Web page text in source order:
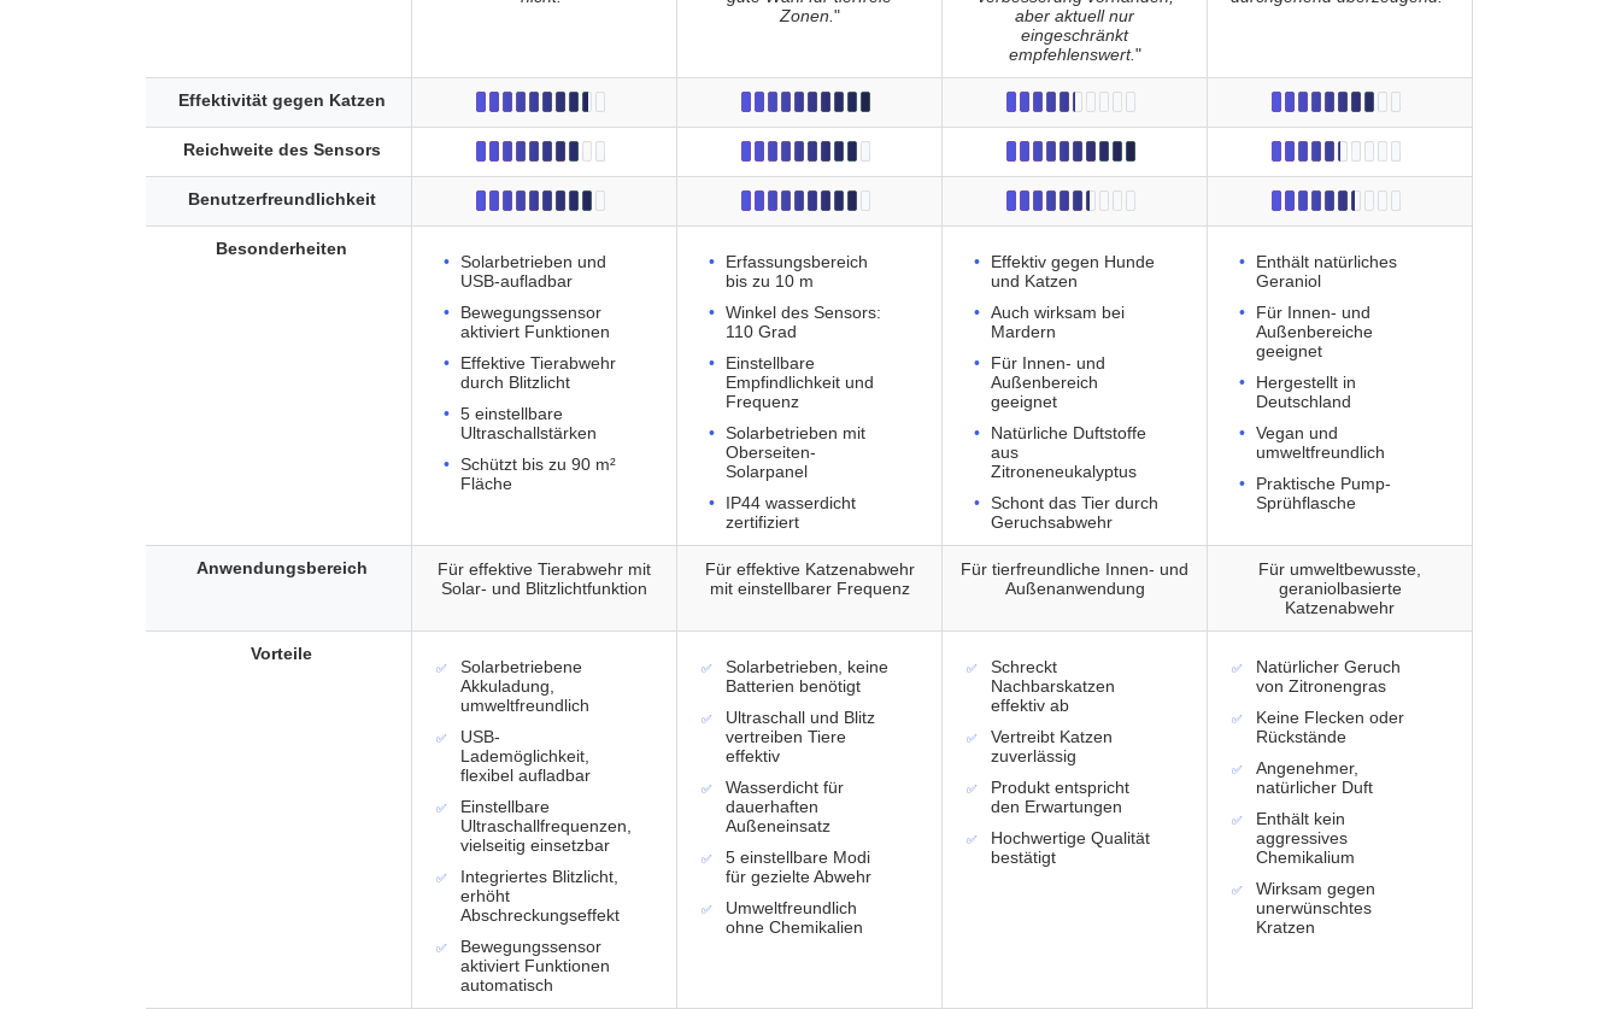
Zonen."
aber aktuell nur
eingeschränkt
empfehlenswert."
Solarbetrieben und
USB-aufladbar
Bewegungssensor
aktiviert Funktionen
Effektive Tierabwehr
durch Blitzlicht
5 einstellbare
Ultraschallstärken
Schützt bis zu 90 m²
Fläche
Erfassungsbereich
bis zu 10 m
Winkel des Sensors:
110 Grad
Einstellbare
Empfindlichkeit und
Frequenz
Solarbetrieben mit
Oberseiten-
Solarpanel
IP44 wasserdicht
zertifiziert
Effektiv gegen Hunde
und Katzen
Auch wirksam bei
Mardern
Für Innen- und
Außenbereich
geeignet
Natürliche Duftstoffe
aus
Zitroneneukalyptus
Schont das Tier durch
Geruchsabwehr
Enthält natürliches
Geraniol
Für Innen- und
Außenbereiche
geeignet
Hergestellt in
Deutschland
Vegan und
umweltfreundlich
Praktische Pump-
Sprühflasche
Für effektive Tierabwehr mit
Solar- und Blitzlichtfunktion
Für effektive Katzenabwehr
mit einstellbarer Frequenz
Für tierfreundliche Innen- und
Außenanwendung
Für umweltbewusste,
geraniolbasierte
Katzenabwehr
Solarbetriebene
Akkuladung,
umweltfreundlich
USB-
Lademöglichkeit,
flexibel aufladbar
Einstellbare
Ultraschallfrequenzen,
vielseitig einsetzbar
Integriertes Blitzlicht,
erhöht
Abschreckungseffekt
Bewegungssensor
aktiviert Funktionen
automatisch
Solarbetrieben, keine
Batterien benötigt
Ultraschall und Blitz
vertreiben Tiere
effektiv
Wasserdicht für
dauerhaften
Außeneinsatz
5 einstellbare Modi
für gezielte Abwehr
Umweltfreundlich
ohne Chemikalien
Schreckt
Nachbarskatzen
effektiv ab
Vertreibt Katzen
zuverlässig
Produkt entspricht
den Erwartungen
Hochwertige Qualität
bestätigt
Natürlicher Geruch
von Zitronengras
Keine Flecken oder
Rückstände
Angenehmer,
natürlicher Duft
Enthält kein
aggressives
Chemikalium
Wirksam gegen
unerwünschtes
Kratzen
Effektivität gegen Katzen
Reichweite des Sensors
Benutzerfreundlichkeit
Besonderheiten
Anwendungsbereich
Vorteile